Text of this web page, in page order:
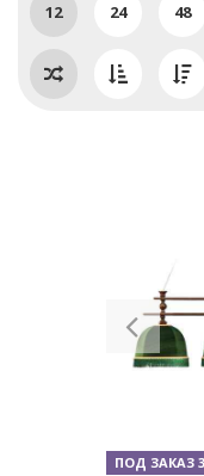
12 24 48
ПОД ЗАКАЗ